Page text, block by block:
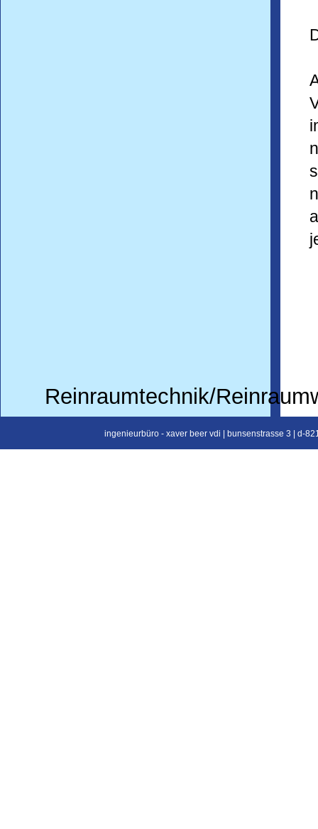
Reinraumtechnik/
ingenieurbüro - xaver beer vdi | bunsenstrasse 3 | d-